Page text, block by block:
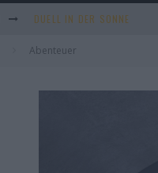
DUELL IN DER SONNE
EVERYTIME
Abenteuer